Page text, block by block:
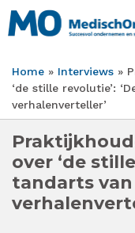
Overslaan
en
inhoud
gaan
Kruimelpad
Home Interviews
‘de stille revolutie’:
verhalenverteller’
over ‘de
tandarts